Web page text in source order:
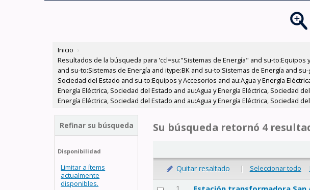
Inicio ›
Resultados de la búsqueda para 'ccl=su:"Sistemas de Energía" and su-to:Equipos
and su-to:Sistemas de Energía and itype:BK and su-to:Sistemas de Energía and
Sociedad del Estado and su-to:Equipos y Accesorios and au:Agua y Energía
Energía Eléctrica, Sociedad del Estado and au:Agua y Energía Eléctrica, Sociedad
Energía Eléctrica, Sociedad del Estado and au:Agua y Energía Eléctrica, Sociedad
Refinar su búsqueda
Disponibilidad
Limitar a ítems
actualmente
disponibles.
Su búsqueda retornó 4
Quitar resaltado | Seleccionar todo
1.